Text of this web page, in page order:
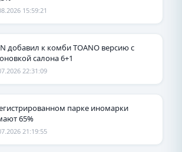
15:59:21
добавил к комби TOANO версию с
салона 6+1
22:31:09
парке иномарки
65%
21:19:55